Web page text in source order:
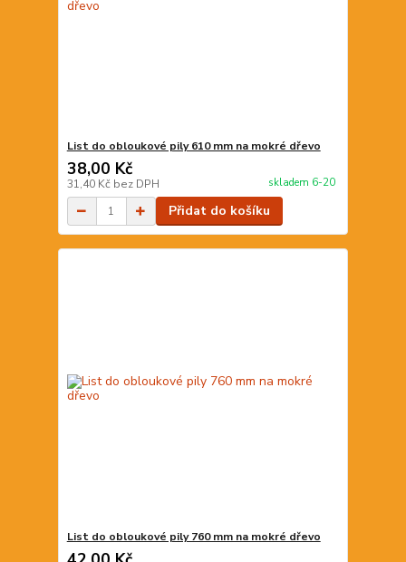
List do obloukové pily 610 mm na mokré dřevo
38,00 Kč
31,40 Kč bez DPH skladem 6-20
Přidat do košíku
List do obloukové pily 760 mm na mokré dřevo